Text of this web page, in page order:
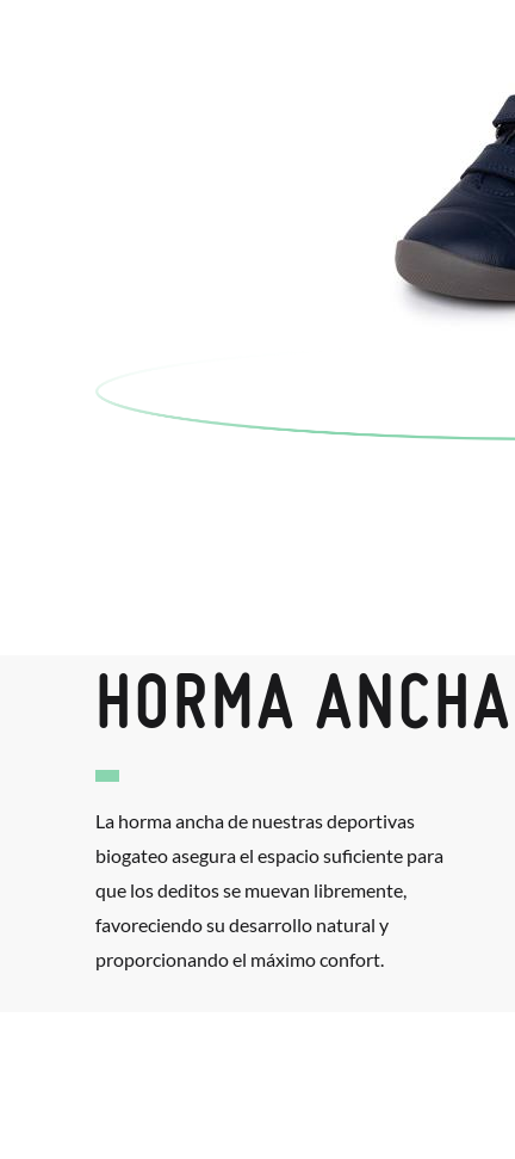
HORMA ANCHA
La horma ancha de nuestras deportivas
biogateo asegura el espacio suficiente para
que los deditos se muevan libremente,
favoreciendo su desarrollo natural y
proporcionando el máximo confort.